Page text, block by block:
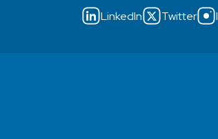
LinkedIn Twitter